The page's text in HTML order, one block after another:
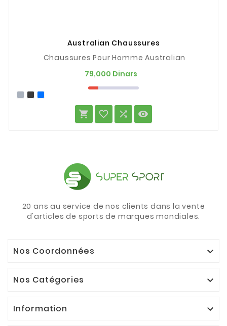
Australian Chaussures
Chaussures Pour Homme Australian
79,000 Dinars
   
20 ans au service de nos clients dans la vente
d'articles de sports de marques mondiales.
Nos Coordonnées 
Nos Catégories 
Information 